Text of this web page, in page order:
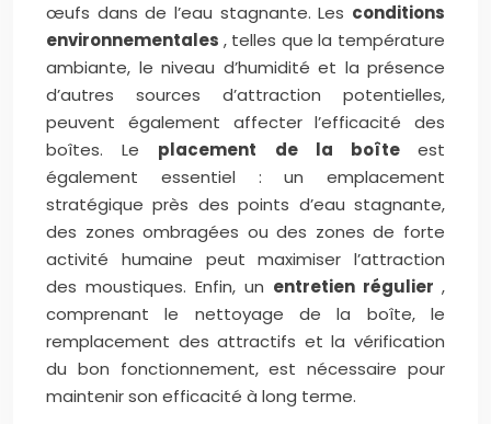
œufs dans de l’eau stagnante. Les conditions
environnementales , telles que la température
ambiante, le niveau d’humidité et la présence
d’autres sources d’attraction potentielles,
peuvent également affecter l’efficacité des
boîtes. Le placement de la boîteest
également essentiel : un emplacement
stratégique près des points d’eau stagnante,
des zones ombragées ou des zones de forte
activité humaine peut maximiser l’attraction
des moustiques. Enfin, un entretien régulier ,
comprenant le nettoyage de la boîte, le
remplacement des attractifs et la vérification
du bon fonctionnement, est nécessaire pour
maintenir son efficacité à long terme.